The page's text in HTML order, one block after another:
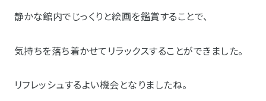
静かな館内でじっくりと絵画を鑑賞することで、
気持ちを落ち着かせてリラックスすることができました。
リフレッシュするよい機会となりましたね。